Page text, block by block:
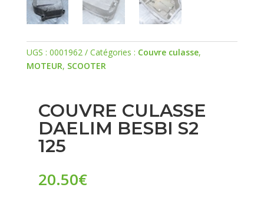
UGS : 0001962 Catégories : Couvre culasse,
MOTEUR, SCOOTER
COUVRE CULASSE
DAELIM BESBI S2
125
20.50€